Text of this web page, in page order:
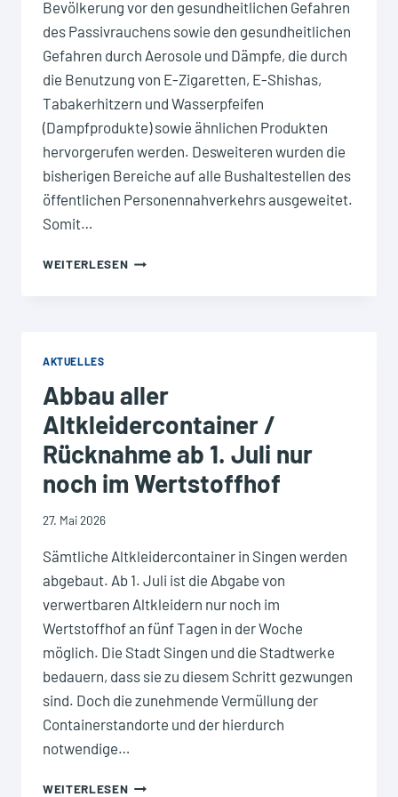
Bevölkerung vor den gesundheitlichen Gefahren
des Passivrauchens sowie den gesundheitlichen
Gefahren durch Aerosole und Dämpfe, die durch
die Benutzung von E-Zigaretten, E-Shishas,
Tabakerhitzern und Wasserpfeifen
(Dampfprodukte) sowie ähnlichen Produkten
hervorgerufen werden. Desweiteren wurden die
bisherigen Bereiche auf alle Bushaltestellen des
öffentlichen Personennahverkehrs ausgeweitet.
Somit…
WEITERLESENRAUCHVERBOT
AB
01.06.2026
AKTUELLES
Abbau aller
Altkleidercontainer /
Rücknahme ab 1. Juli nur
noch im Wertstoffhof
27. Mai 2026
Sämtliche Altkleidercontainer in Singen werden
abgebaut. Ab 1. Juli ist die Abgabe von
verwertbaren Altkleidern nur noch im
Wertstoffhof an fünf Tagen in der Woche
möglich. Die Stadt Singen und die Stadtwerke
bedauern, dass sie zu diesem Schritt gezwungen
sind. Doch die zunehmende Vermüllung der
Containerstandorte und der hierdurch
notwendige…
WEITERLESENABBAU